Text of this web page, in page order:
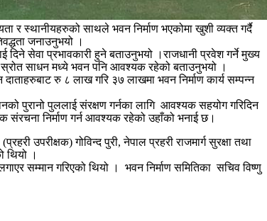
र स्थानीयहरुको साथले भवन निर्माण भएकोमा खुशी व्यक्त गर्दै
जनाउनुभयो ।
दिने सेवा प्रभावकारी हुने बताउनुभयो ।राजधानी प्रवेश गर्ने मुख्य
साधन मध्ये भवन पनि आवश्यक रहेको बताउनुभयो ।
रु ८ लाख गरि ३७ लाखमा भवन निर्माण कार्य सम्पन्न
पुरानो पुललाई संरक्षण गर्नका लागि आवश्यक सहयोग गरिदिन
निर्माण गर्न आवश्यक रहेको उहाँको भनाई छ।
उपरीक्षक) गोविन्द पुरी, नेपाल प्रहरी राजमार्ग सुरक्षा तथा
थियो ।
सम्मान गरिएको थियो । भवन निर्माण समितिका सचिव विष्णु